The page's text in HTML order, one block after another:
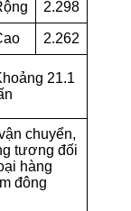
2.298
2.262
21.1
chuyển,
tương đối
hàng
đông